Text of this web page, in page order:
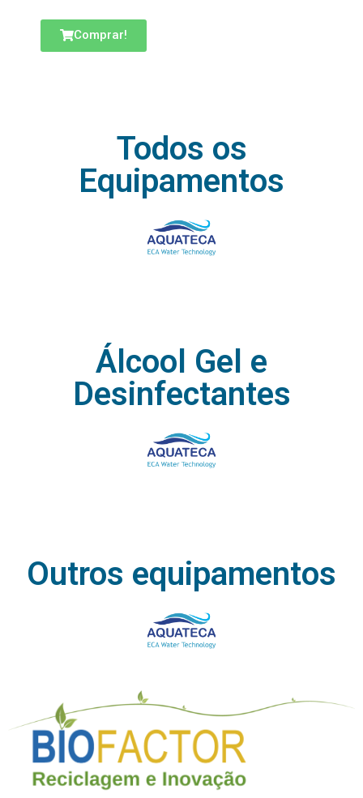
Comprar!
Todos os
Equipamentos
Álcool Gel e
Desinfectantes
Outros equipamentos